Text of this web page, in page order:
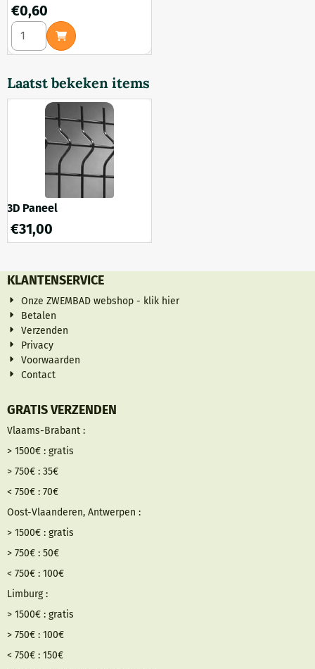
Prijs: 0,60
€0,60
Aantal kiezen voor Paal Dop 60
Laatst bekeken items
3D Paneel
€31,00
KLANTENSERVICE
Onze ZWEMBAD webshop - klik hier
Betalen
Verzenden
Privacy
Voorwaarden
Contact
GRATIS VERZENDEN
Vlaams-Brabant :
> 1500€ : gratis
> 750€ : 35€
< 750€ : 70€
Oost-Vlaanderen, Antwerpen :
> 1500€ : gratis
> 750€ : 50€
< 750€ : 100€
Limburg :
> 1500€ : gratis
> 750€ : 100€
< 750€ : 150€